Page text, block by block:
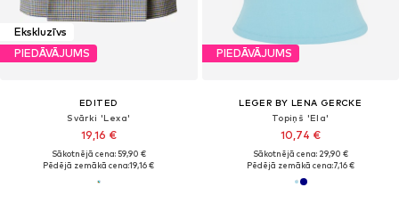
Ekskluzīvs
PIEDĀVĀJUMS
EDITED
Svārki 'Lexa'
19,16 €
Sākotnējā cena: 59,90 €
Pēdējā zemākā cena:19,16 €
PIEDĀVĀJUMS
LEGER BY LENA GERCKE
Topiņš 'Ela'
10,74 €
Sākotnējā cena: 29,90 €
Pēdējā zemākā cena:7,16 €